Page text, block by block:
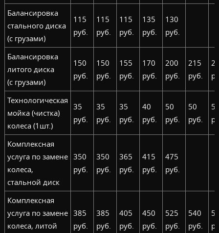
Балансировка
стального диска
(с грузами)
115
руб.
115
руб.
115
руб.
135
руб.
130
руб.
Балансировка
литого диска
(с грузами)
150
руб.
150
руб.
155
руб.
170
руб.
200
руб.
215
руб.
Технологическая
мойка (чистка)
колеса (1шт.)
35
руб.
35
руб.
35
руб.
40
руб.
50
руб.
50
руб.
Комплексная
услуга по замене
колеса,
стальной диск
350
руб.
350
руб.
365
руб.
415
руб.
475
руб.
Комплексная
услуга по замене
колеса, литой
385
руб.
385
руб.
405
руб.
450
руб.
525
руб.
540
руб.